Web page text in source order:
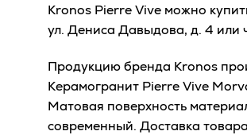
Kronos Pierre Vive можно
ул. Дениса Давыдова, д. 4 или
Продукцию бренда Kronos
Керамогранит Pierre Vive
Матовая поверхность
современный. Доставка